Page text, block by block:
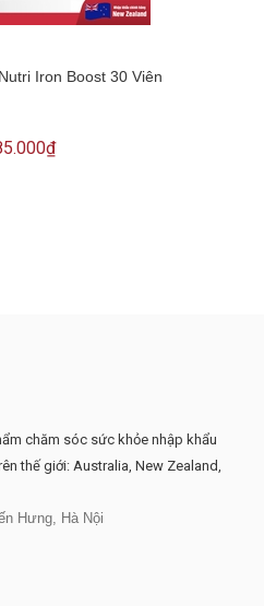
Iron Boost 30 Viên
chăm sóc sức khỏe nhập khẩu
thế giới: Australia, New Zealand,
Hưng, Hà Nội